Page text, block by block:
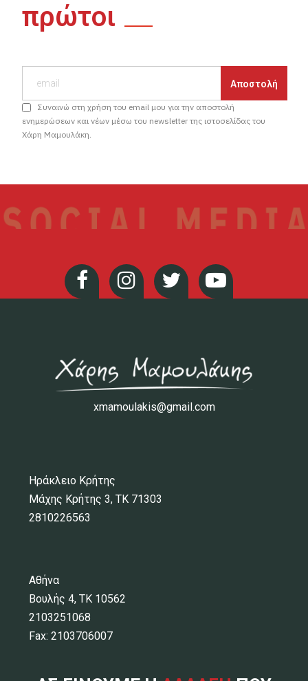
πρώτοι
Συναινώ στη χρήση του email μου για την αποστολή
ενημερώσεων και νέων μέσω του newsletter της ιστοσελίδας του
Χάρη Μαμουλάκη.
xmamoulakis@gmail.com
Ηράκλειο Κρήτης
Μάχης Κρήτης 3, ΤΚ 71303
2810226563
Αθήνα
Βουλής 4, ΤΚ 10562
2103251068
Fax: 2103706007